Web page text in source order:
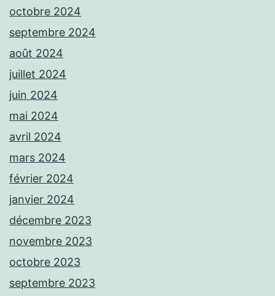
octobre 2024
septembre 2024
août 2024
juillet 2024
juin 2024
mai 2024
avril 2024
mars 2024
février 2024
janvier 2024
décembre 2023
novembre 2023
octobre 2023
septembre 2023